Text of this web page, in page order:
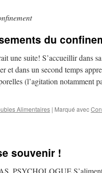
du
une suite! S’accueillir dans
et dans un second temps
(l’agitation notamment
Alimentaires | Marqué avec
souvenir !
PSYCHOLOGUE